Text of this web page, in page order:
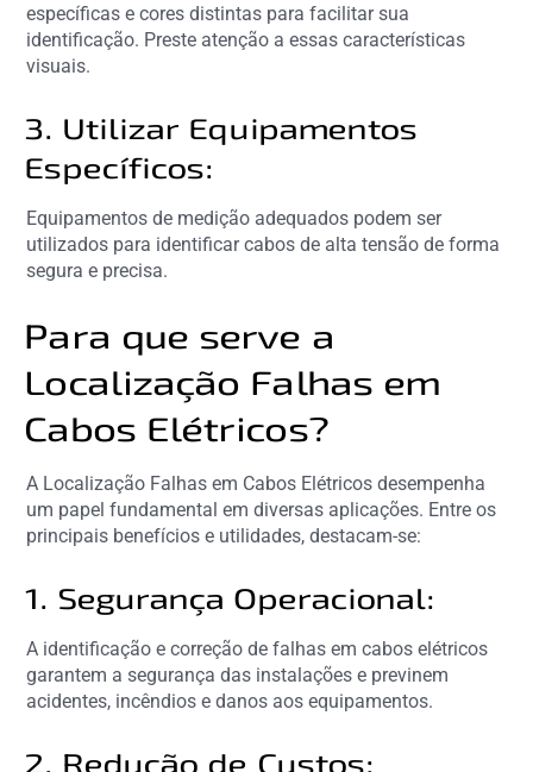
específicas e cores distintas para facilitar sua
identificação. Preste atenção a essas características
visuais.
3. Utilizar Equipamentos
Específicos:
Equipamentos de medição adequados podem ser
utilizados para identificar cabos de alta tensão de forma
segura e precisa.
Para que serve a
Localização Falhas em
Cabos Elétricos?
A Localização Falhas em Cabos Elétricos desempenha
um papel fundamental em diversas aplicações. Entre os
principais benefícios e utilidades, destacam-se:
1. Segurança Operacional:
A identificação e correção de falhas em cabos elétricos
garantem a segurança das instalações e previnem
acidentes, incêndios e danos aos equipamentos.
2. Redução de Custos: